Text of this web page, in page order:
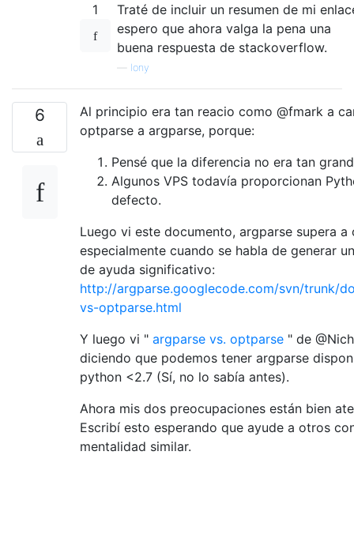
1
Traté de incluir un resumen de mi
espero que ahora valga la pena una
buena respuesta de stackoverflow.
lony
6
Al principio era tan reacio como @fmark a
optparse a argparse, porque:
Pensé que la diferencia no era tan
Algunos VPS todavía proporcionan
defecto.
Luego vi este documento, argparse supera a
especialmente cuando se habla de generar
de ayuda significativo:
http://argparse.googlecode.com/svn/trunk/
vs-optparse.html
Y luego vi " argparse vs. optparse " de
diciendo que podemos tener argparse
python <2.7 (Sí, no lo sabía antes).
Ahora mis dos preocupaciones están bien
Escribí esto esperando que ayude a otros
mentalidad similar.